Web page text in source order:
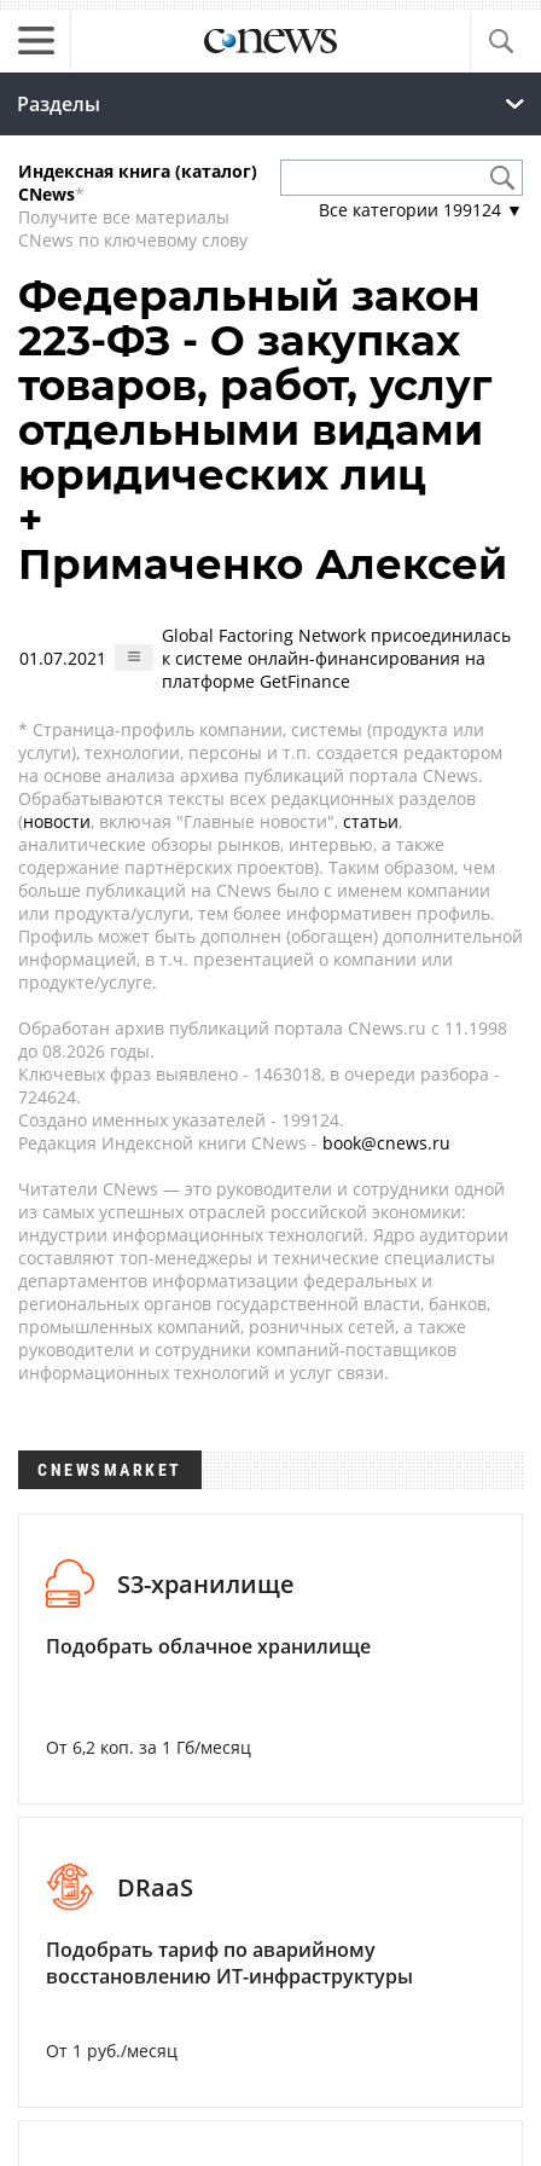
Разделы
Индексная книга (каталог)
CNews*
Получите все материалы
CNews по ключевому слову
Все категории 199124 ▼
Федеральный закон
223-ФЗ - О закупках
товаров, работ, услуг
отдельными видами
юридических лиц
+
Примаченко Алексей
01.07.2021
Global Factoring Network присоединилась
к системе онлайн-финансирования на
платформе GetFinance
* Страница-профиль компании, системы (продукта или
услуги), технологии, персоны и т.п. создается редактором
на основе анализа архива публикаций портала CNews.
Обрабатываются тексты всех редакционных разделов
(новости, включая "Главные новости", статьи,
аналитические обзоры рынков, интервью, а также
содержание партнёрских проектов). Таким образом, чем
больше публикаций на CNews было с именем компании
или продукта/услуги, тем более информативен профиль.
Профиль может быть дополнен (обогащен) дополнительной
информацией, в т.ч. презентацией о компании или
продукте/услуге.
Обработан архив публикаций портала CNews.ru c 11.1998
до 08.2026 годы.
Ключевых фраз выявлено - 1463018, в очереди разбора -
724624.
Создано именных указателей - 199124.
Редакция Индексной книги CNews - book@cnews.ru
Читатели CNews — это руководители и сотрудники одной
из самых успешных отраслей российской экономики:
индустрии информационных технологий. Ядро аудитории
составляют топ-менеджеры и технические специалисты
департаментов информатизации федеральных и
региональных органов государственной власти, банков,
промышленных компаний, розничных сетей, а также
руководители и сотрудники компаний-поставщиков
информационных технологий и услуг связи.
CNEWSMARKET
S3-хранилище
Подобрать облачное хранилище
От 6,2 коп. за 1 Гб/месяц
DRaaS
Подобрать тариф по аварийному
восстановлению ИТ-инфраструктуры
От 1 руб./месяц